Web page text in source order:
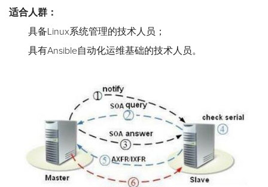
适合人群：
具备Linux系统管理的技术人员；
具有Ansible自动化运维基础的技术人员。